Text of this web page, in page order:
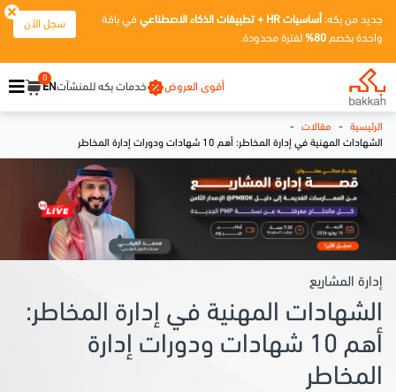
جديد من بكه: أساسيات HR + تطبيقات الذكاء الاصطناعي
في باقة
واحدة بخصم 80% لفترة محدودة.
سجل الآن
أقوى العروض خدمات بكه للمنشآتEN
0
الرئيسية - مقالات -
الشهادات المهنية في إدارة المخاطر: أهم 10 شهادات ودورات إدارة المخاطر
إدارة المشاريع
الشهادات المهنية في إدارة المخاطر:
أهم 10 شهادات ودورات إدارة
المخاطر